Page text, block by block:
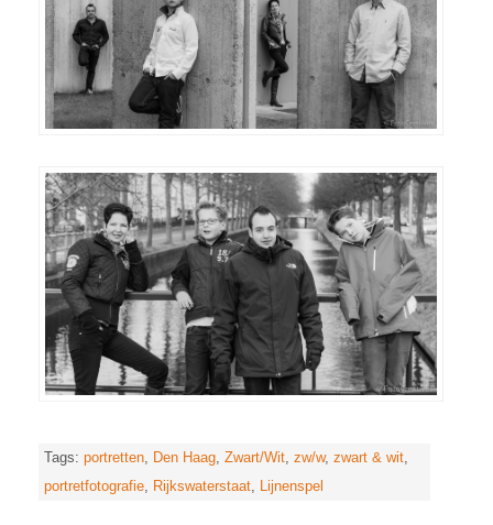
Tags: portretten, Den Haag, Zwart/Wit, zw/w, zwart & wit,
portretfotografie, Rijkswaterstaat, Lijnenspel